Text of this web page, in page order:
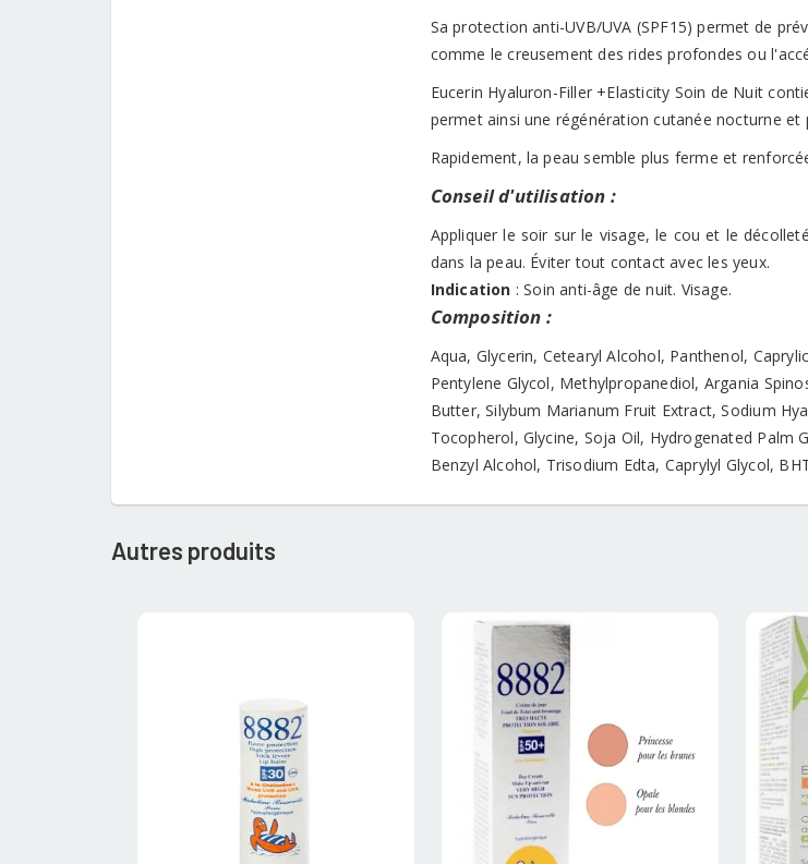
Sa protection anti-UVB/UVA (SPF15) permet de
comme le creusement des rides profondes ou
Eucerin Hyaluron-Filler +Elasticity Soin de Nuit
permet ainsi une régénération cutanée nocturne et
Rapidement, la peau semble plus ferme et
Conseil d'utilisation :
Appliquer le soir sur le visage, le cou et le
dans la peau. Éviter tout contact avec les yeux.
Indication : Soin anti-âge de nuit. Visage.
Composition :
Aqua, Glycerin, Cetearyl Alcohol, Panthenol,
Pentylene Glycol, Methylpropanediol, Argania
Butter, Silybum Marianum Fruit Extract, Sodium
Tocopherol, Glycine, Soja Oil, Hydrogenated Palm
Benzyl Alcohol, Trisodium Edta, Caprylyl Glycol,
Autres produits